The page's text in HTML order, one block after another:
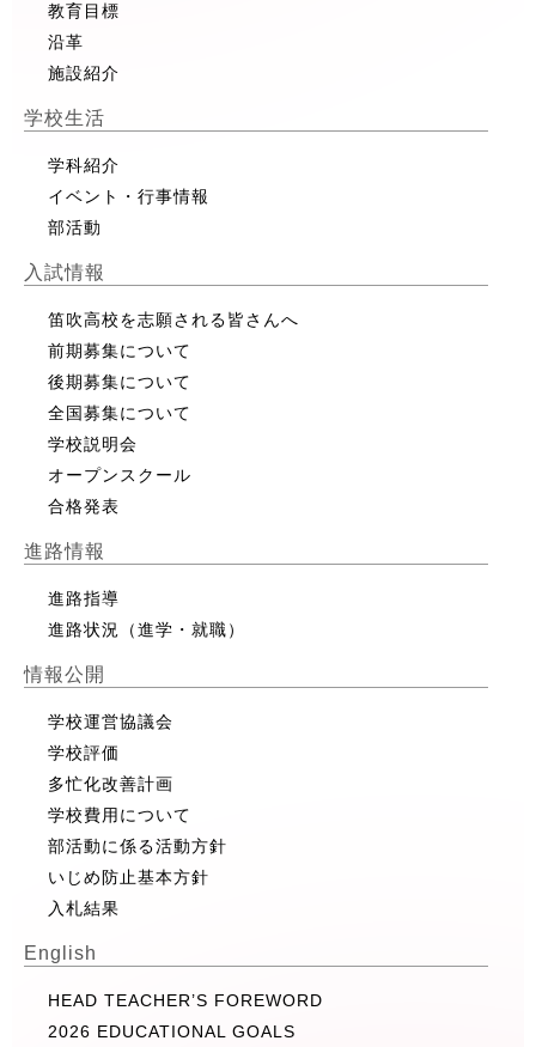
教育目標
沿革
施設紹介
学校生活
学科紹介
イベント・行事情報
部活動
入試情報
笛吹高校を志願される皆さんへ
前期募集について
後期募集について
全国募集について
学校説明会
オープンスクール
合格発表
進路情報
進路指導
進路状況（進学・就職）
情報公開
学校運営協議会
学校評価
多忙化改善計画
学校費用について
部活動に係る活動方針
いじめ防止基本方針
入札結果
English
HEAD TEACHER’S FOREWORD
2026 EDUCATIONAL GOALS